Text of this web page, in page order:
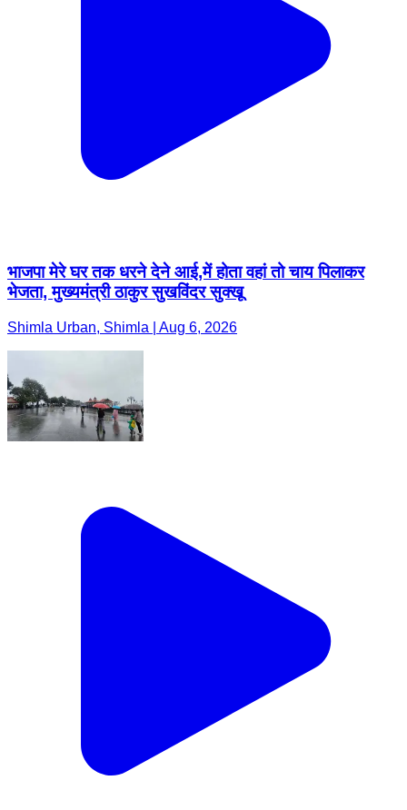
भाजपा मेरे घर तक धरने देने आई,में होता वहां तो चाय पिलाकर
भेजता, मुख्यमंत्री ठाकुर सुखविंदर सुक्खू
Shimla Urban, Shimla | Aug 6, 2026